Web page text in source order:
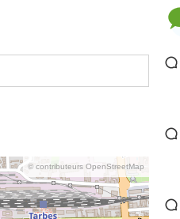
© contributeurs OpenStreetMap